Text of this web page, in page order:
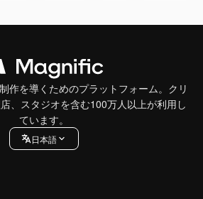
作を導くためのプラットフォーム。クリ
、スタジオを含む100万人以上が利用し
ています。
日本語